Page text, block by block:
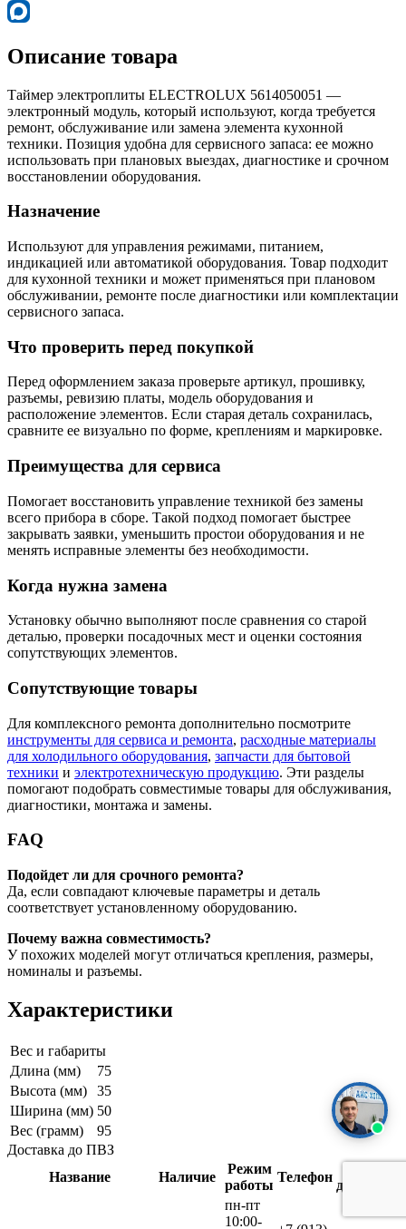
Описание товара
Таймер электроплиты ELECTROLUX 5614050051 —
электронный модуль, который используют, когда требуется
ремонт, обслуживание или замена элемента кухонной
техники. Позиция удобна для сервисного запаса: ее можно
использовать при плановых выездах, диагностике и срочном
восстановлении оборудования.
Назначение
Используют для управления режимами, питанием,
индикацией или автоматикой оборудования. Товар подходит
для кухонной техники и может применяться при плановом
обслуживании, ремонте после диагностики или комплектации
сервисного запаса.
Что проверить перед покупкой
Перед оформлением заказа проверьте артикул, прошивку,
разъемы, ревизию платы, модель оборудования и
расположение элементов. Если старая деталь сохранилась,
сравните ее визуально по форме, креплениям и маркировке.
Преимущества для сервиса
Помогает восстановить управление техникой без замены
всего прибора в сборе. Такой подход помогает быстрее
закрывать заявки, уменьшить простои оборудования и не
менять исправные элементы без необходимости.
Когда нужна замена
Установку обычно выполняют после сравнения со старой
деталью, проверки посадочных мест и оценки состояния
сопутствующих элементов.
Сопутствующие товары
Для комплексного ремонта дополнительно посмотрите
инструменты для сервиса и ремонта, расходные материалы
для холодильного оборудования, запчасти для бытовой
техники и электротехническую продукцию. Эти разделы
помогают подобрать совместимые товары для обслуживания,
диагностики, монтажа и замены.
FAQ
Подойдет ли для срочного ремонта?
Да, если совпадают ключевые параметры и деталь
соответствует установленному оборудованию.
Почему важна совместимость?
У похожих моделей могут отличаться крепления, размеры,
номиналы и разъемы.
Характеристики
Вес и габариты
Длина (мм)
75
Высота (мм)
35
Ширина (мм) 50
Вес (грамм)
95
Доставка до ПВЗ
Название
Наличие
Режим
работы
Телефон
доставки
пн-пт
10:00-